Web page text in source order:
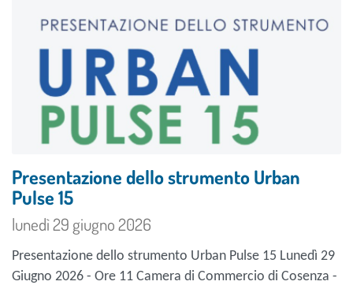
Presentazione dello strumento Urban
Pulse 15
lunedì 29 giugno 2026
Presentazione dello strumento Urban Pulse 15 Lunedì 29
Giugno 2026 - Ore 11 Camera di Commercio di Cosenza -